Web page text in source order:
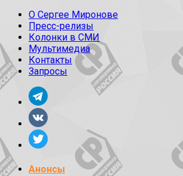
О Сергее Миронове
Пресс-релизы
Колонки в СМИ
Мультимедиа
Контакты
Запросы
Анонсы